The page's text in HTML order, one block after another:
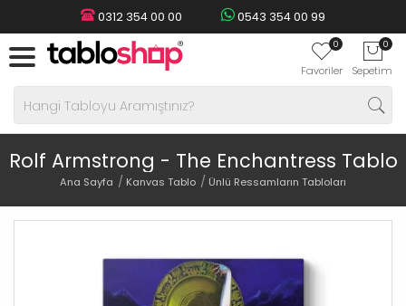
0312 354 00 00 0543 354 00 99
0
Favoriler
0
Sepetim
Rolf Armstrong - The Enchantress Tablo
Ana Sayfa Kanvas Tablo Ünlü Ressamların Tabloları